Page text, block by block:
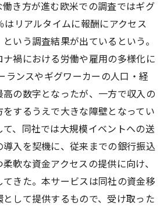
き方が進む欧米での調査ではギグ
はリアルタイムに報酬にアクセス
いう調査結果が出ているという。
ナ禍における労働や雇用の多様化に
ランスやギグワーカーの人口・経
の数字となったが、一方で収入の
するうえで大きな障壁となってい
て、同社では大規模イベントへの送
入を契機に、従来までの銀行振込
軟な資金アクセスの提供に向け、
きた。本サービスは同社の資金移
して提供するもので、受け取った